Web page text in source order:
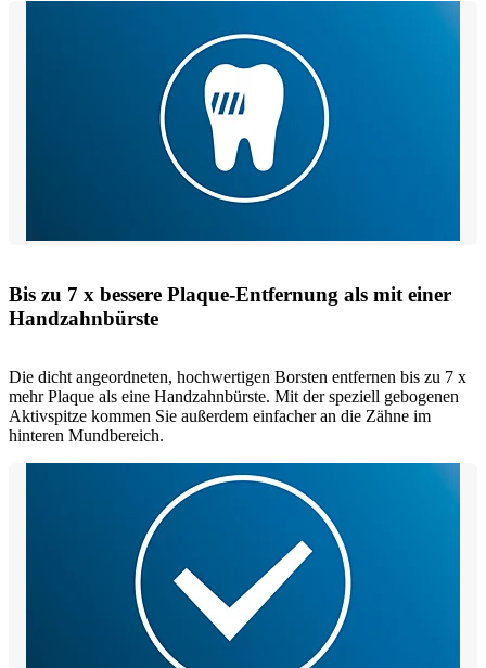
Bis zu 7 x bessere Plaque-Entfernung als mit einer
Handzahnbürste
Die dicht angeordneten, hochwertigen Borsten entfernen bis zu 7 x
mehr Plaque als eine Handzahnbürste. Mit der speziell gebogenen
Aktivspitze kommen Sie außerdem einfacher an die Zähne im
hinteren Mundbereich.